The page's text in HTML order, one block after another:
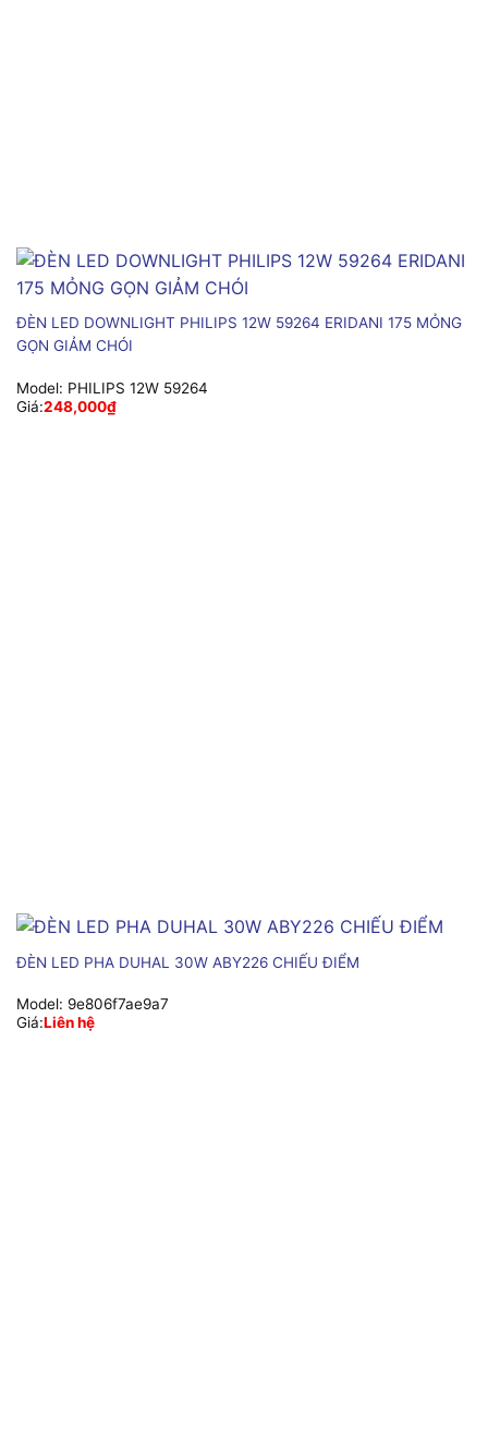
ĐÈN LED DOWNLIGHT PHILIPS 12W 59264 ERIDANI 175 MỎNG
GỌN GIẢM CHÓI
Model: PHILIPS 12W 59264
Giá:248,000₫
ĐÈN LED PHA DUHAL 30W ABY226 CHIẾU ĐIỂM
Model: 9e806f7ae9a7
Giá:Liên hệ